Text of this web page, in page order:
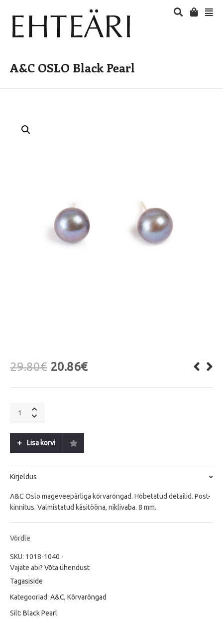
A&C OSLO Black Pearl
29.80€ 20.86€
OSLO
quantity
Lisa korvi
Kirjeldus
A&C Oslo mageveepärliga kõrvarõngad. Hõbetatud detailid. Post-
kinnitus. Valmistatud käsitööna, niklivaba. 8 mm.
Võrdle
SKU: 1018-1040 -
Vajate abi? Võta ühendust
Tagasiside
Kategooriad: A&C, Kõrvarõngad
Silt: Black Pearl